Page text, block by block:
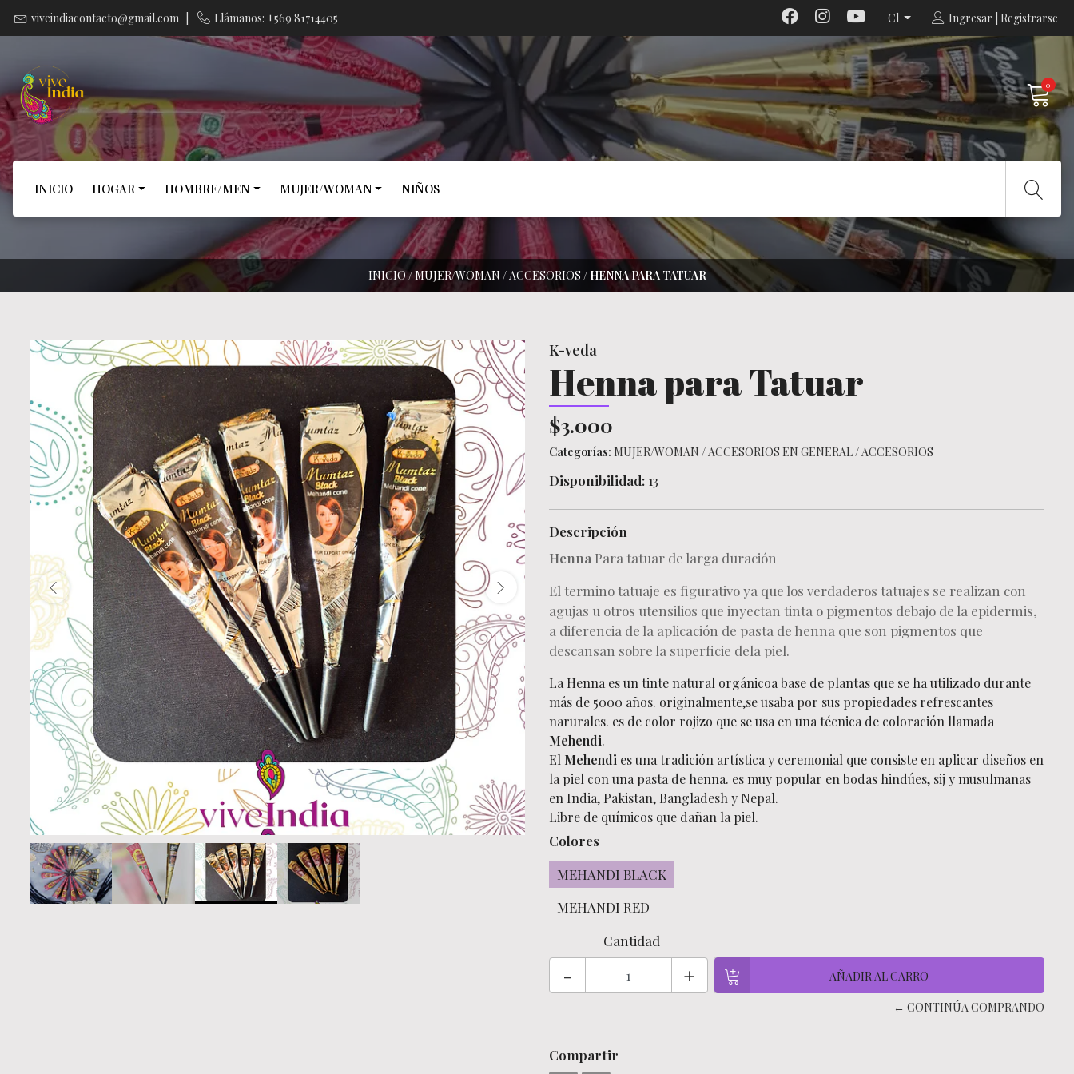
viveindiacontacto@gmail.com Llámanos: +569 81714405 Cl Ingresar | Registrarse
0
INICIO HOGAR HOMBRE/MEN MUJER/WOMAN NIÑOS
INICIO/MUJER/WOMAN /ACCESORIOS / HENNA PARA TATUAR
K-veda
Henna para Tatuar
$3.000
Categorías: MUJER/WOMAN /ACCESORIOS EN GENERAL/ACCESORIOS
Disponibilidad: 13
Descripción
Henna Para tatuar de larga duración
El termino tatuaje es figurativo ya que los verdaderos tatuajes se realizan con
agujas u otros utensilios que inyectan tinta o pigmentos debajo de la epidermis,
a diferencia de la aplicación de pasta de henna que son pigmentos que
descansan sobre la superficie dela piel.
La Henna es un tinte natural orgánicoa base de plantas que se ha utilizado durante
más de 5000 años. originalmente,se usaba por sus propiedades refrescantes
narurales. es de color rojizo que se usa en una técnica de coloración llamada
Mehendi.
El Mehendi es una tradición artística y ceremonial que consiste en aplicar diseños en
la piel con una pasta de henna. es muy popular en bodas hindúes, sij y musulmanas
en India, Pakistan, Bangladesh y Nepal.
Libre de químicos que dañan la piel.
Colores
MEHANDI BLACK
MEHANDI RED
Cantidad
- +
← CONTINÚA COMPRANDO
Compartir